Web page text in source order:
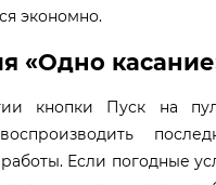
экономно.
«Одно
кнопки Пуск на
Если погодные